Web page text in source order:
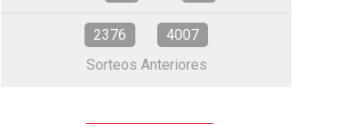
2376
4007
Sorteos Anteriores